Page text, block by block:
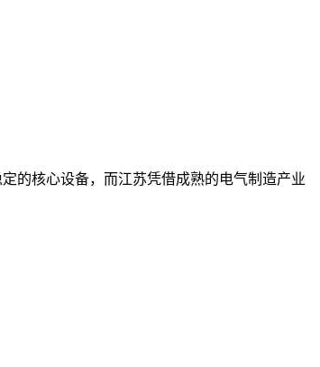
的核心设备，而江苏凭借成熟的电气制造产业